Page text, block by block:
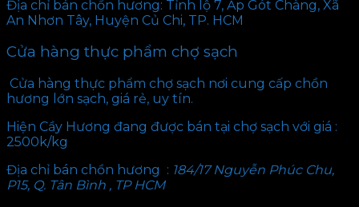
Địa chỉ bán chồn hương: Tỉnh lộ 7, Ấp Gót Chàng, Xã
An Nhơn Tây, Huyện Củ Chi, TP. HCM
Cửa hàng thực phẩm chợ sạch
Cửa hàng thực phẩm chợ sạch nơi cung cấp chồn
hương lớn sạch, giá rẻ, uy tín.
Hiện Cầy Hương đang được bán tại chợ sạch với giá :
2500k/kg
Địa chỉ bán chồn hương : 184/17 Nguyễn Phúc Chu,
P15, Q. Tân Bình , TP HCM